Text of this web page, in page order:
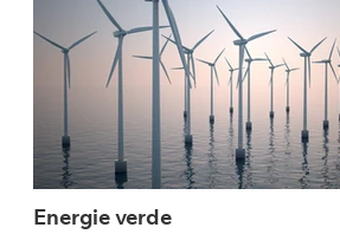
Energie verde